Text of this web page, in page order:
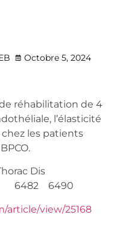
Octobre 5, 2024
réhabilitation de 4
l’élasticité
les patients
Thorac Dis
6490
article/view/25168